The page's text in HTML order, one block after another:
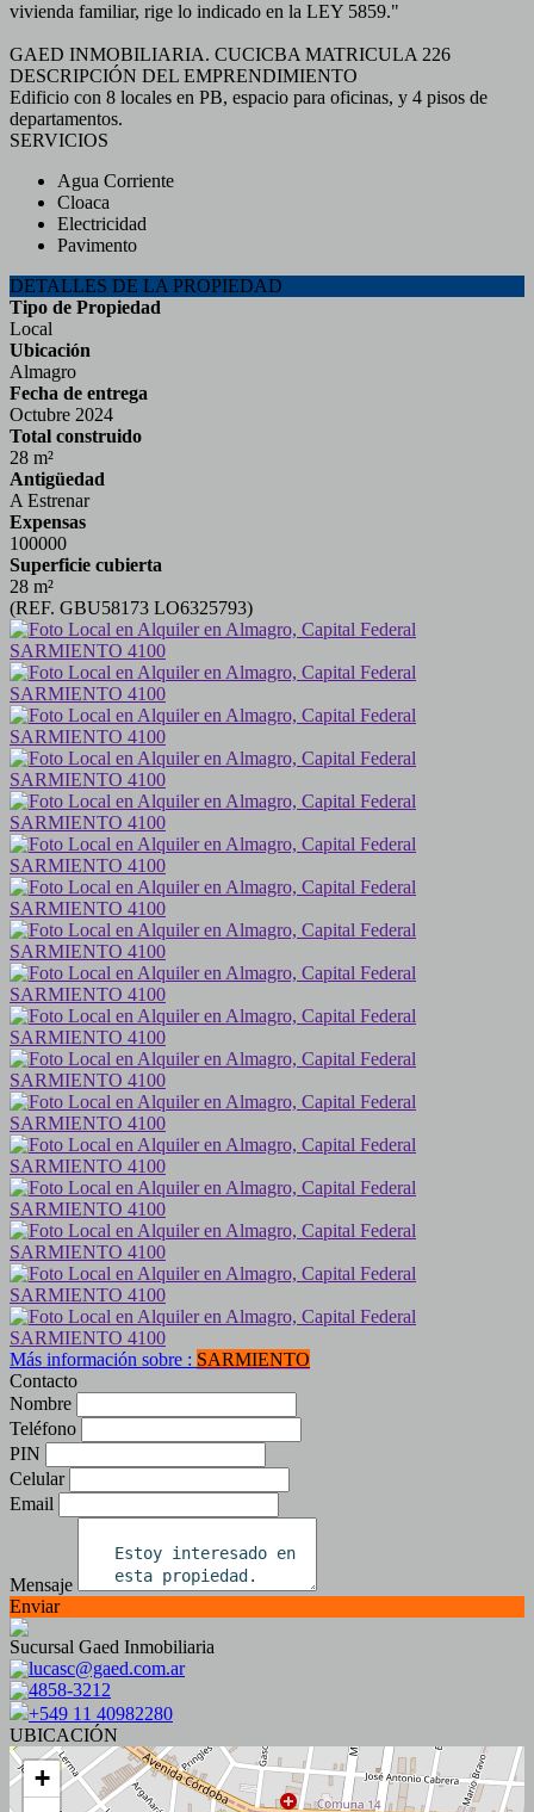
vivienda familiar, rige lo indicado en la LEY 5859."
GAED INMOBILIARIA. CUCICBA MATRICULA 226
DESCRIPCIÓN DEL EMPRENDIMIENTO
Edificio con 8 locales en PB, espacio para oficinas, y 4 pisos de
departamentos.
SERVICIOS
Agua Corriente
Cloaca
Electricidad
Pavimento
DETALLES DE LA PROPIEDAD
Tipo de Propiedad
Local
Ubicación
Almagro
Fecha de entrega
Octubre 2024
Total construido
28 m²
Antigüedad
A Estrenar
Expensas
100000
Superficie cubierta
28 m²
(REF. GBU58173 LO6325793)
Más información sobre : SARMIENTO
Contacto
Nombre
Teléfono
PIN
Celular
Email
Mensaje
Enviar
Sucursal Gaed Inmobiliaria
lucasc@gaed.com.ar
4858-3212
+549 11 40982280
UBICACIÓN
+